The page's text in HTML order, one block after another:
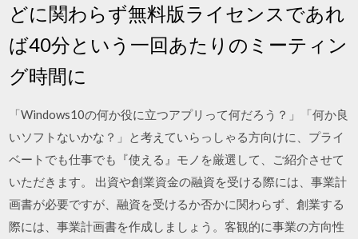
どに関わらず無料版ライセンスであれ
ば40分という一回あたりのミーティン
グ時間に
「Windows10の何か役に立つアプリって何だろう？」「何か良
いソフトないかな？」と考えていらっしゃる方向けに、プライ
ベートでも仕事でも『使える』モノを厳選して、ご紹介させて
いただきます。 出資や創業資金の融資を受ける際には、事業計
画書が必要ですが、融資を受けるか否かに関わらず、創業する
際には、事業計画書を作成しましょう。客観的に事業の方向性